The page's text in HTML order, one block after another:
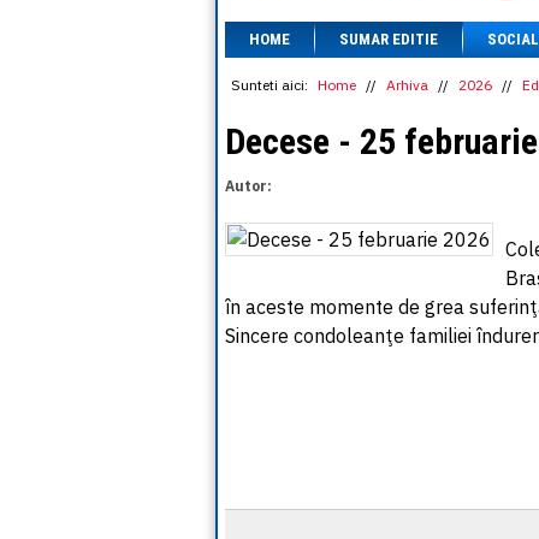
HOME SUMAR EDITIE SOCIAL
Sunteti aici: Home // Arhiva // 2026 //
Decese - 25
Autor:
în aceste momente de grea
Sincere condoleanţe familiei